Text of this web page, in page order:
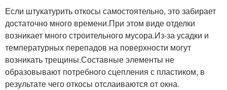
Если штукатурить откосы самостоятельно, это забирает
достаточно много времени.При этом виде отделки
возникает много строительного мусора.Из-за усадки и
температурных перепадов на поверхности могут
возникать трещины.Составные элементы не
образовывают потребного сцепления с пластиком, в
результате чего откосы отслаиваются от окна.